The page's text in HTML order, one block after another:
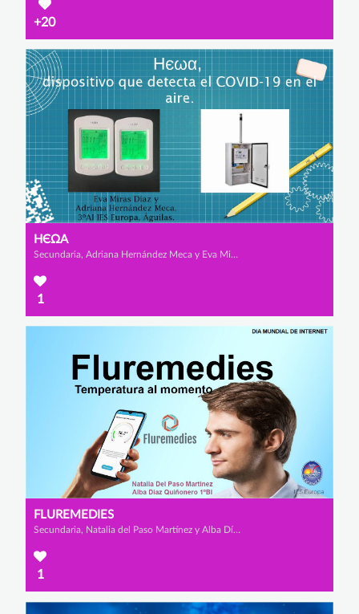
+20
НЄΩΑ
Secundaria, Adriana Hernández Meca y Eva Miras Díaz
1
FLUREMEDIES
Secundaria, Natalia del Paso Martínez y Alba Díaz Quiñonero
1